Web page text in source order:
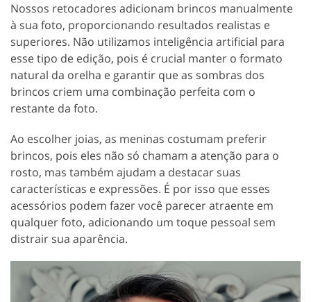
Nossos retocadores adicionam brincos manualmente
à sua foto, proporcionando resultados realistas e
superiores. Não utilizamos inteligência artificial para
esse tipo de edição, pois é crucial manter o formato
natural da orelha e garantir que as sombras dos
brincos criem uma combinação perfeita com o
restante da foto.
Ao escolher joias, as meninas costumam preferir
brincos, pois eles não só chamam a atenção para o
rosto, mas também ajudam a destacar suas
características e expressões. É por isso que esses
acessórios podem fazer você parecer atraente em
qualquer foto, adicionando um toque pessoal sem
distrair sua aparência.